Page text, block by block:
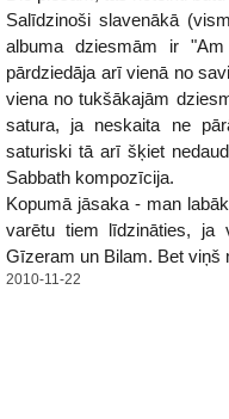
Salīdzinoši slavenākā
albuma dziesmām ir
pārdziedāja arī vienā no
viena no tukšākajām
satura, ja neskaita ne
saturiski tā arī šķiet
Sabbath kompozīcija.
Kopumā jāsaka - man
varētu tiem līdzināties, ja
Gīzeram un Bilam. Bet viņš
2010-11-22